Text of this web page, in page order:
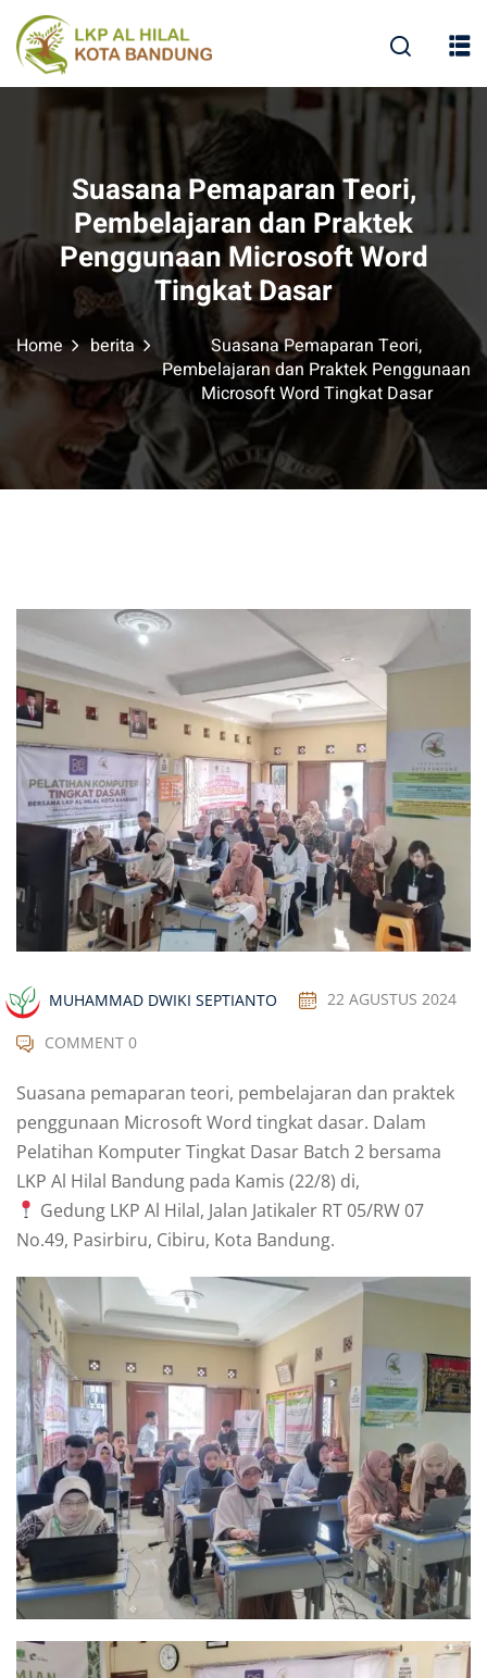
Suasana Pemaparan Teori,
Pembelajaran dan Praktek
Penggunaan Microsoft Word
Tingkat Dasar
Home berita
Suasana Pemaparan Teori,
Pembelajaran dan Praktek Penggunaan
Microsoft Word Tingkat Dasar
MUHAMMAD DWIKI SEPTIANTO 22 AGUSTUS 2024
COMMENT 0
Suasana pemaparan teori, pembelajaran dan praktek
penggunaan Microsoft Word tingkat dasar. Dalam
Pelatihan Komputer Tingkat Dasar Batch 2 bersama
LKP Al Hilal Bandung pada Kamis (22/8) di,
Gedung LKP Al Hilal, Jalan Jatikaler RT 05/RW 07
No.49, Pasirbiru, Cibiru, Kota Bandung.